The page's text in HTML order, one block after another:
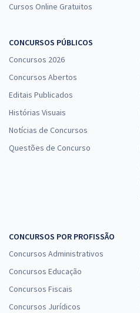
Cursos Online Gratuitos
CONCURSOS PÚBLICOS
Concursos 2026
Concursos Abertos
Editais Publicados
Histórias Visuais
Notícias de Concursos
Questões de Concurso
CONCURSOS POR PROFISSÃO
Concursos Administrativos
Concursos Educação
Concursos Fiscais
Concursos Jurídicos